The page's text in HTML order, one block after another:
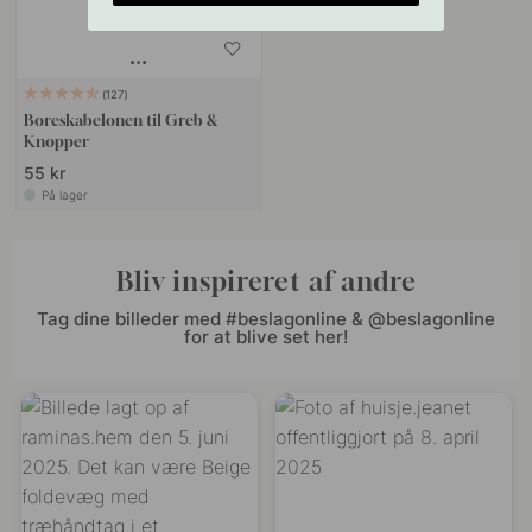
127
Boreskabelonen til Greb &
Knopper
55 kr
På lager
Bliv inspireret af andre
Tag dine billeder med #beslagonline & @beslagonline
for at blive set her!